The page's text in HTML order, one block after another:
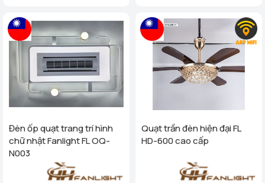
Đèn ốp quạt trang trí hình
chữ nhật Fanlight FL OQ-
N003
Quạt trần đèn hiện đại FL
HD-600 cao cấp